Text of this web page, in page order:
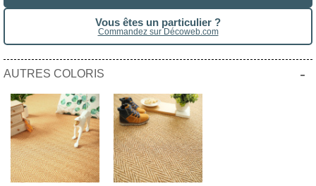
Vous êtes un particulier ?
Commandez sur Décoweb.com
AUTRES COLORIS -